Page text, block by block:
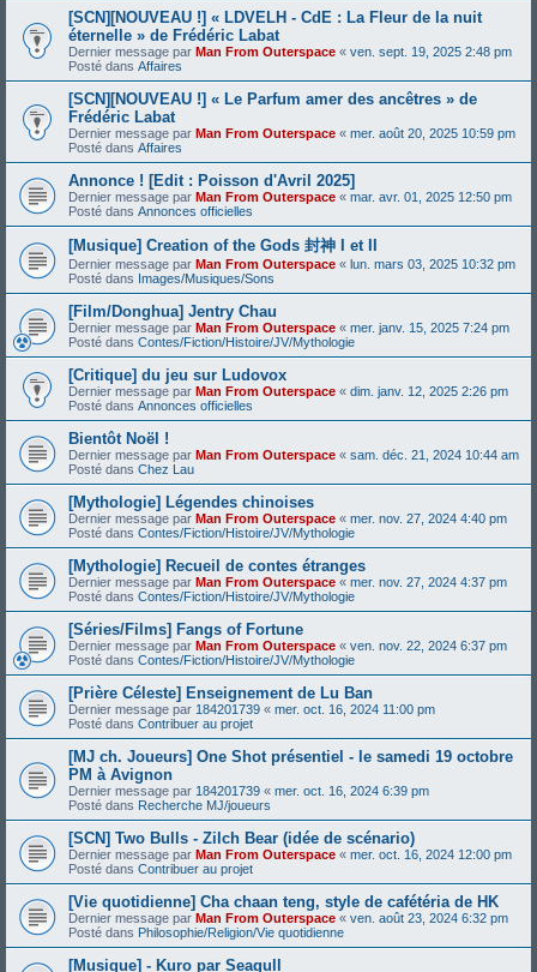
[SCN][NOUVEAU !] « LDVELH - CdE : La Fleur de la nuit
éternelle » de Frédéric Labat
Dernier message par Man From Outerspace « ven. sept. 19, 2025 2:48 pm
Posté dans Affaires
[SCN][NOUVEAU !] « Le Parfum amer des ancêtres » de
Frédéric Labat
Dernier message par Man From Outerspace « mer. août 20, 2025 10:59 pm
Posté dans Affaires
Annonce ! [Edit : Poisson d'Avril 2025]
Dernier message par Man From Outerspace « mar. avr. 01, 2025 12:50 pm
Posté dans Annonces officielles
[Musique] Creation of the Gods 封神 I et II
Dernier message par Man From Outerspace « lun. mars 03, 2025 10:32 pm
Posté dans Images/Musiques/Sons
[Film/Donghua] Jentry Chau
Dernier message par Man From Outerspace « mer. janv. 15, 2025 7:24 pm
Posté dans Contes/Fiction/Histoire/JV/Mythologie
[Critique] du jeu sur Ludovox
Dernier message par Man From Outerspace « dim. janv. 12, 2025 2:26 pm
Posté dans Annonces officielles
Bientôt Noël !
Dernier message par Man From Outerspace « sam. déc. 21, 2024 10:44 am
Posté dans Chez Lau
[Mythologie] Légendes chinoises
Dernier message par Man From Outerspace « mer. nov. 27, 2024 4:40 pm
Posté dans Contes/Fiction/Histoire/JV/Mythologie
[Mythologie] Recueil de contes étranges
Dernier message par Man From Outerspace « mer. nov. 27, 2024 4:37 pm
Posté dans Contes/Fiction/Histoire/JV/Mythologie
[Séries/Films] Fangs of Fortune
Dernier message par Man From Outerspace « ven. nov. 22, 2024 6:37 pm
Posté dans Contes/Fiction/Histoire/JV/Mythologie
[Prière Céleste] Enseignement de Lu Ban
Dernier message par 184201739 « mer. oct. 16, 2024 11:00 pm
Posté dans Contribuer au projet
[MJ ch. Joueurs] One Shot présentiel - le samedi 19 octobre
PM à Avignon
Dernier message par 184201739 « mer. oct. 16, 2024 6:39 pm
Posté dans Recherche MJ/joueurs
[SCN] Two Bulls - Zilch Bear (idée de scénario)
Dernier message par Man From Outerspace « mer. oct. 16, 2024 12:00 pm
Posté dans Contribuer au projet
[Vie quotidienne] Cha chaan teng, style de cafétéria de HK
Dernier message par Man From Outerspace « ven. août 23, 2024 6:32 pm
Posté dans Philosophie/Religion/Vie quotidienne
[Musique] - Kuro par Seagull